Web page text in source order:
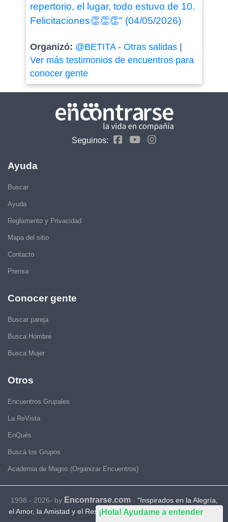
¡Hola! Ayudame a entender
repertorio, el lugar, todo estuvo de 10.
Felicitaciones👏👏👏" (04/05/2026)
Organizó: @BETITA- Otras salidas|
Ver más testimonios de encuentros para
conocer gente
Seguinos:
Ayuda
Buscar
Ayuda
Reglamento y Privacidad
Mapa del sitio
Contacto
Prensa
Conocer gente
Buscar pareja
Busca Hombre
Busca Mujer
Otros
Encuentros Grupales
La ReVista
EnQués
Buscá los Grupos
Academia de Magos (Organizar Encuentros)
1998 - 2026- by Encontrarse.com- "Inspirados en la Alegría,
el Amor, la Amistad y el Respeto, motivamos a la gente a que sea